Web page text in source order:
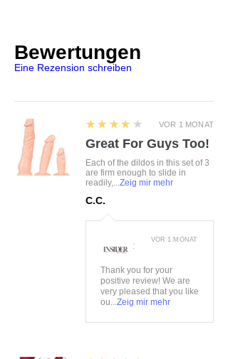
Bewertungen
Eine Rezension schreiben
VOR 1 MONAT
4
★★★★★
Great For Guys Too!
Each of the dildos in this set of 3
are firm enough to slide in
readily,...Zeig mir mehr
C.C.
:
Thank you for your
positive review! We are
very pleased that you like
ou...Zeig mir mehr
VOR 1 MONAT